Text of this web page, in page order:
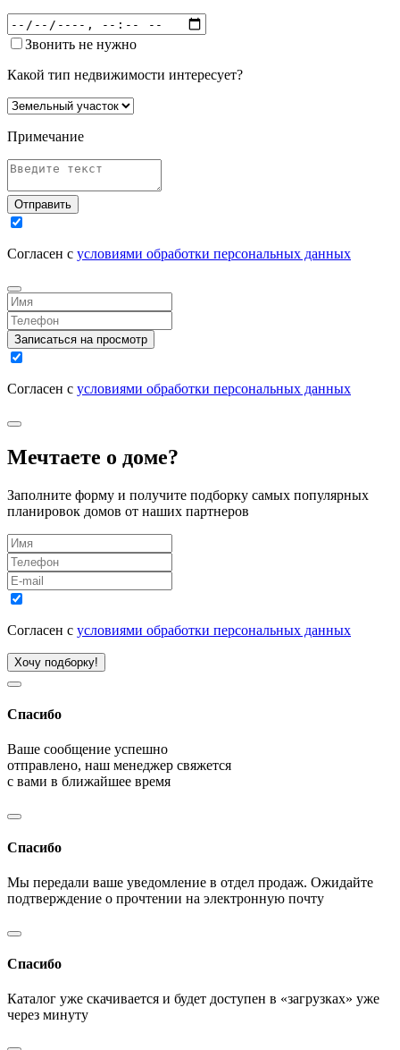
Звонить не нужно
Какой тип недвижимости интересует?
Примечание
Отправить
Согласен с условиями обработки персональных данных
Записаться на просмотр
Согласен с условиями обработки персональных данных
Мечтаете о доме?
Заполните форму и получите подборку самых популярных
планировок домов от наших партнеров
Согласен с условиями обработки персональных данных
Хочу подборку!
Спасибо
Ваше сообщение успешно
отправлено, наш менеджер свяжется
с вами в ближайшее время
Спасибо
Мы передали ваше уведомление в отдел продаж. Ожидайте
подтверждение о прочтении на электронную почту
Спасибо
Каталог уже скачивается и будет доступен в «загрузках» уже
через минуту